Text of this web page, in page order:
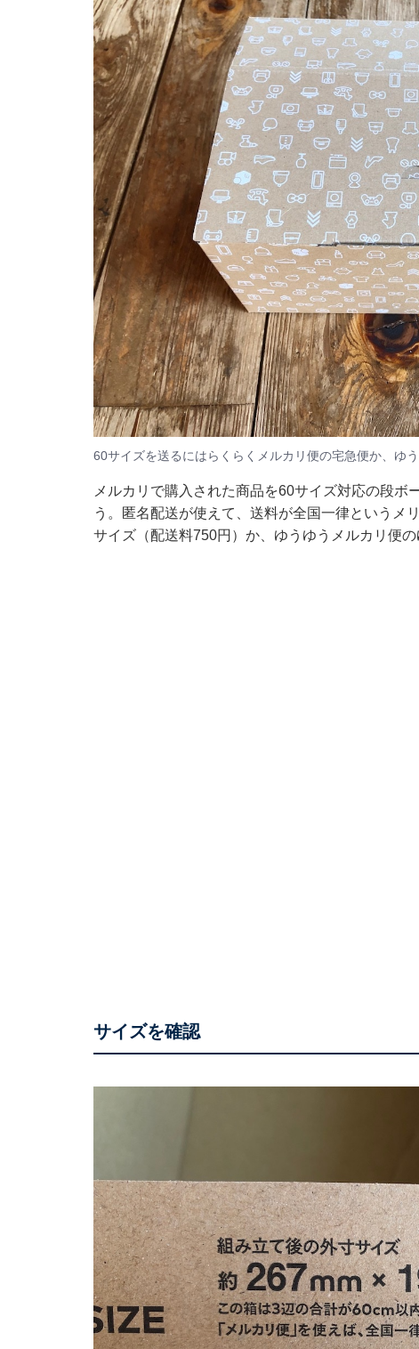
60サイズを送るにはらくらくメルカリ便の宅急便か、ゆ
メルカリで購入された商品を60サイズ対応の段ボ
う。匿名配送が使えて、送料が全国一律というメ
サイズ（配送料750円）か、ゆうゆうメルカリ便
サイズを確認